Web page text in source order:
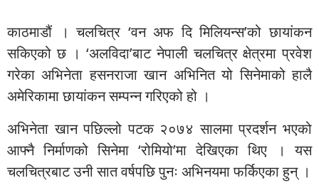
काठमाडौं । चलचित्र ‘वन अफ दि मिलियन्स’को छायांकन
सकिएको छ । ‘अलविदा’बाट नेपाली चलचित्र क्षेत्रमा प्रवेश
गरेका अभिनेता हसनराजा खान अभिनित यो सिनेमाको हालै
अमेरिकामा छायांकन सम्पन्न गरिएको हो ।
अभिनेता खान पछिल्लो पटक २०७४ सालमा प्रदर्शन भएको
आफ्नै निर्माणको सिनेमा ‘रोमियो’मा देखिएका थिए । यस
चलचित्रबाट उनी सात वर्षपछि पुनः अभिनयमा फर्किएका हुन् ।